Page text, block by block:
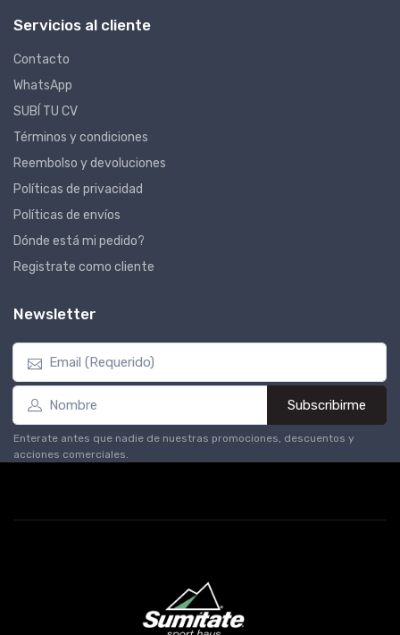
Servicios al cliente
Contacto
WhatsApp
SUBÍ TU CV
Términos y condiciones
Reembolso y devoluciones
Políticas de privacidad
Políticas de envíos
Dónde está mi pedido?
Registrate como cliente
Newsletter
Subscribirme
Enterate antes que nadie de nuestras promociones, descuentos y
acciones comerciales.